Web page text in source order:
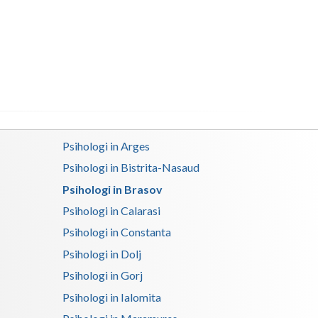
Covasna
Dolj
Galati
Giurgiu
Gorj
Psihologi in Arges
Psihologi in Bistrita-Nasaud
Psihologi in Brasov
Psihologi in Calarasi
Psihologi in Constanta
Psihologi in Dolj
Psihologi in Gorj
Psihologi in Ialomita